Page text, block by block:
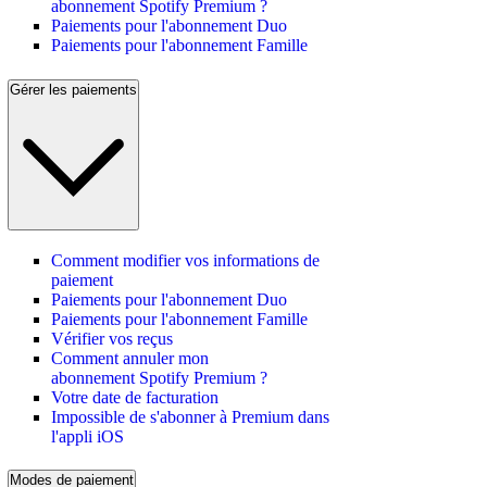
abonnement Spotify Premium ?
Paiements pour l'abonnement Duo
Paiements pour l'abonnement Famille
Gérer les paiements
Comment modifier vos informations de
paiement
Paiements pour l'abonnement Duo
Paiements pour l'abonnement Famille
Vérifier vos reçus
Comment annuler mon
abonnement Spotify Premium ?
Votre date de facturation
Impossible de s'abonner à Premium dans
l'appli iOS
Modes de paiement